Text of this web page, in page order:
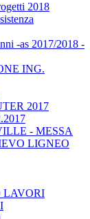
2018
-as 2017/2018 -
ING.
2017
- MESSA
LIGNEO
LAVORI